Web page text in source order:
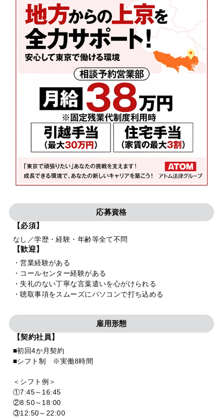
応募資格
【必須】
なし／学歴・経験・年齢等全て不問
【歓迎】
・営業経験がある
・コールセンター経験がある
・失礼のない丁寧な言葉遣いを心がけられる
・聴取事項をスムーズにパソコンで打ち込める
雇用形態
【契約社員】
■初回4か月契約
■シフト制 ※実働8時間
＜シフト例＞
①7:45～16:45
②8:50～18:00
③12:50～22:00